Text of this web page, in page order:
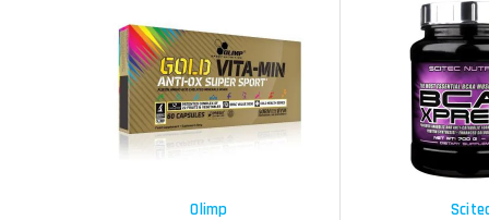
Olimp
Schowek